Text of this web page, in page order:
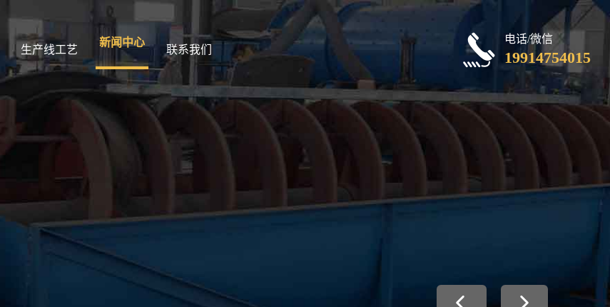
生产线工艺
新闻中心
联系我们
电话/微信
19914754015